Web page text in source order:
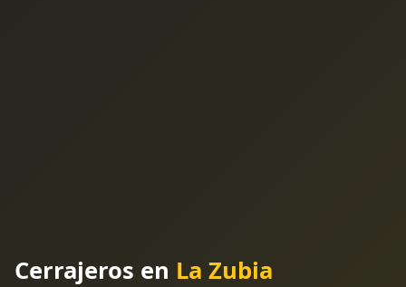
Cerrajeros en La Zubia